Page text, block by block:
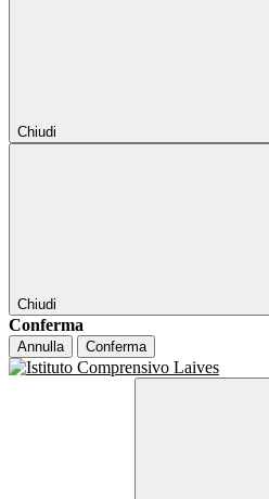
Chiudi
Chiudi
Conferma
Annulla Conferma